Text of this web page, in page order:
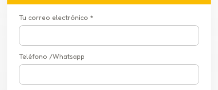
Tu correo electrónico *
Teléfono /Whatsapp